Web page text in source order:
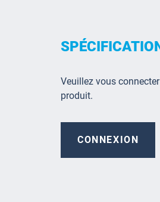
Veuillez vous
produit.
CONNEXION